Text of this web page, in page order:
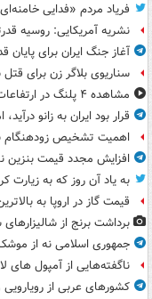
فریاد مردم «فدایی
نشریه آمریکایی: روسیه
آغاز جنگ ایران برای پایان
سناریوی بلاگر زن برای
مشاهده ۴ پلنگ در ارتفاعات میناب
قرار بود ایران به زانو
اهمیت تشخیص زودهنگام
افزایش مجدد قیمت بنزین
به یاد آن روز که به زیارت
قیمت گاز در اروپا به بالاترین
برداشت برنج از
جمهوری اسلامی نه از
ناگفته‌هایی از آمپول های
کشورهای عربی از